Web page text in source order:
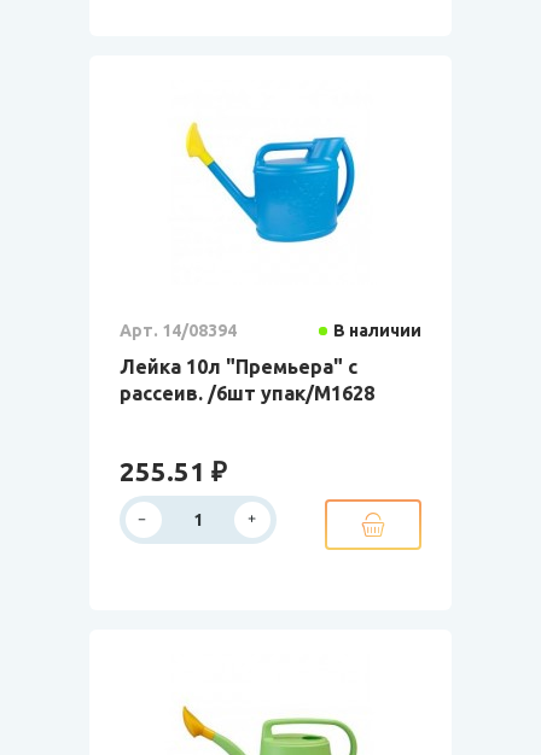
Арт. 14/08394 В наличии
Лейка 10л "Премьера" с
рассеив. /6шт упак/М1628
255.51 ₽